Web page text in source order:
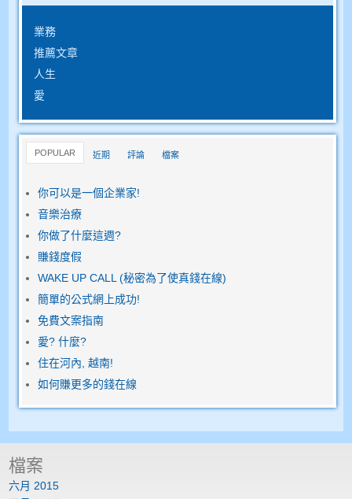
業務
推薦文章
人生
愛
POPULAR 近期 評論 檔案
你可以是一個企業家!
音樂治療
你做了什麼這週?
賺錢度假
WAKE UP CALL (秘密為了使真錢在線)
簡單的公式網上成功!
免費文案指南
愛? 什麼?
住在河內, 越南!
如何賺更多的錢在線
檔案
六月 2015